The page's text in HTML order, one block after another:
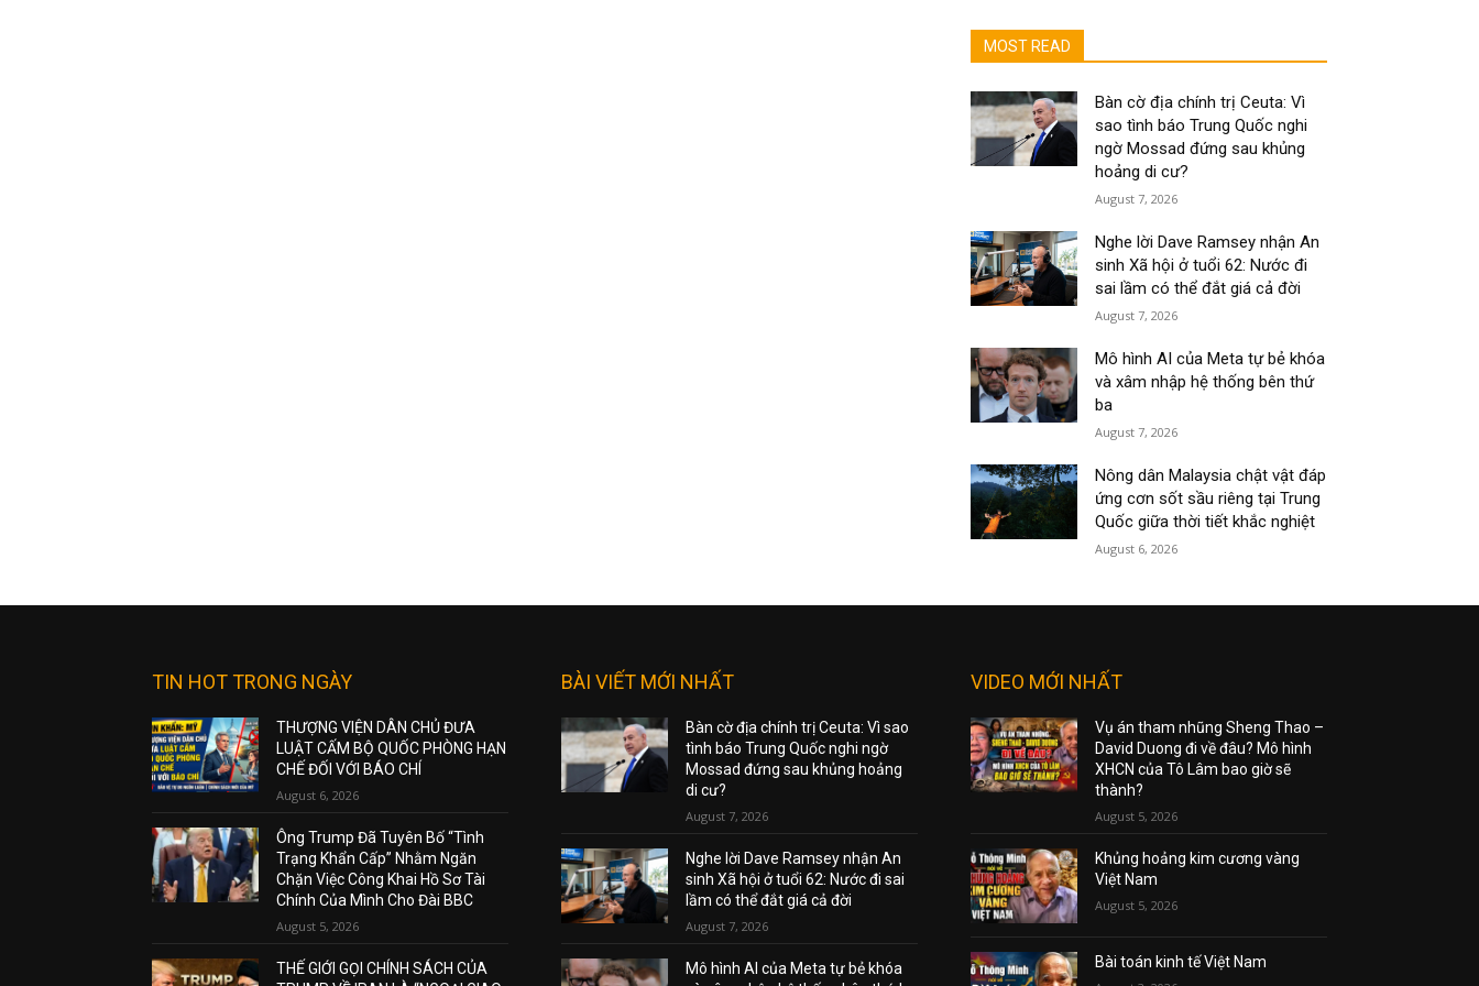
MOST READ
Bàn cờ địa chính trị Ceuta: Vì
sao tình báo Trung Quốc nghi
ngờ Mossad đứng sau khủng
hoảng di cư?
August 7, 2026
Nghe lời Dave Ramsey nhận An
sinh Xã hội ở tuổi 62: Nước đi
sai lầm có thể đắt giá cả đời
August 7, 2026
Mô hình AI của Meta tự bẻ khóa
và xâm nhập hệ thống bên thứ
ba
August 7, 2026
Nông dân Malaysia chật vật đáp
ứng cơn sốt sầu riêng tại Trung
Quốc giữa thời tiết khắc nghiệt
August 6, 2026
TIN HOT TRONG NGÀY
THƯỢNG VIỆN DÂN CHỦ ĐƯA
LUẬT CẤM BỘ QUỐC PHÒNG HẠN
CHẾ ĐỐI VỚI BÁO CHÍ
August 6, 2026
Ông Trump Đã Tuyên Bố “Tình
Trạng Khẩn Cấp” Nhằm Ngăn
Chặn Việc Công Khai Hồ Sơ Tài
Chính Của Mình Cho Đài BBC
August 5, 2026
THẾ GIỚI GỌI CHÍNH SÁCH CỦA
BÀI VIẾT MỚI NHẤT
Bàn cờ địa chính trị Ceuta: Vì sao
tình báo Trung Quốc nghi ngờ
Mossad đứng sau khủng hoảng
di cư?
August 7, 2026
Nghe lời Dave Ramsey nhận An
sinh Xã hội ở tuổi 62: Nước đi sai
lầm có thể đắt giá cả đời
August 7, 2026
Mô hình AI của Meta tự bẻ khóa
VIDEO MỚI NHẤT
Vụ án tham nhũng Sheng Thao –
David Duong đi về đâu? Mô hình
XHCN của Tô Lâm bao giờ sẽ
thành?
August 5, 2026
Khủng hoảng kim cương vàng
Việt Nam
August 5, 2026
Bài toán kinh tế Việt Nam